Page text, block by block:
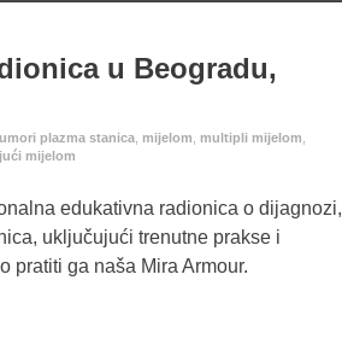
u Beogradu,
plazma stanica mijelom multipli mijelom
mijelom
edukativna radionica o dijagnozi,
uključujući trenutne prakse i
pratiti ga naša Mira Armour.